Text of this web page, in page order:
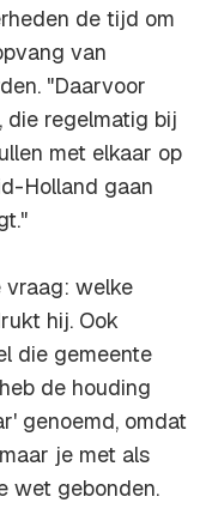
de tijd om
van
"Daarvoor
die regelmatig bij
met elkaar op
Holland gaan
vraag: welke
hij. Ook
die gemeente
de houding
genoemd, omdat
je met als
wet gebonden.